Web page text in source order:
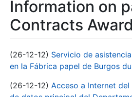
Information on
Contracts
(26-12-12) Servicio de
en la Fábrica papel de Burgos
(26-12-12) Acceso a Internet